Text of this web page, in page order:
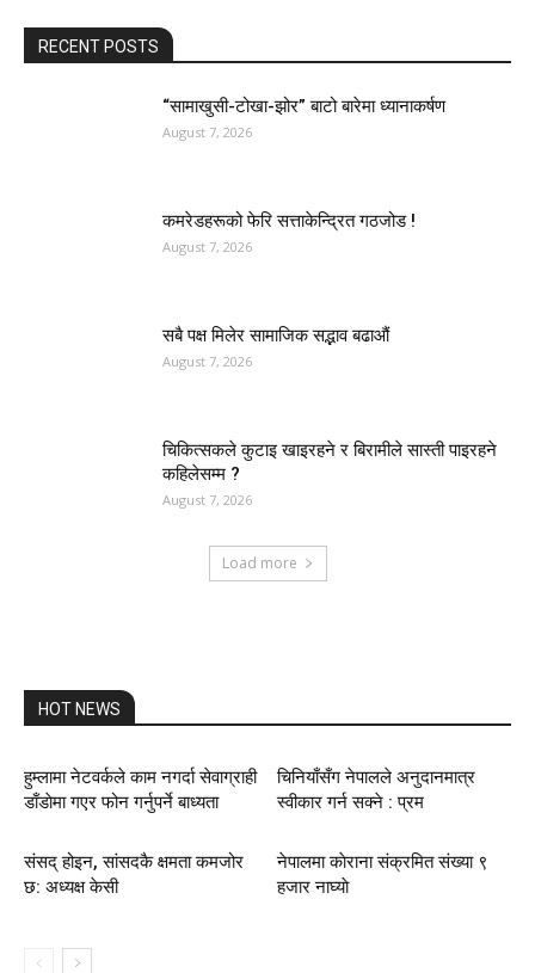
RECENT POSTS
“सामाखुसी-टोखा-झोर” बाटो बारेमा ध्यानाकर्षण
August 7, 2026
कमरेडहरूको फेरि सत्ताकेन्द्रित गठजोड !
August 7, 2026
सबै पक्ष मिलेर सामाजिक सद्भाव बढाऔं
August 7, 2026
चिकित्सकले कुटाइ खाइरहने र बिरामीले सास्ती पाइरहने
कहिलेसम्म ?
August 7, 2026
Load more
HOT NEWS
हुम्लामा नेटवर्कले काम नगर्दा सेवाग्राही
डाँडाेमा गएर फोन गर्नुपर्ने बाध्यता
चिनियाँसँग नेपालले अनुदानमात्र
स्वीकार गर्न सक्ने : प्रम
‍संसद् होइन, सांसदकै क्षमता कमजोर
छ: अध्यक्ष केसी
नेपालमा काेराना संक्रमित स‌ंख्या ९
हजार नाघ्याे